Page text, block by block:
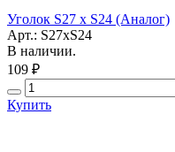
Уголок S27 х S24 (Аналог)
Арт.: S27xS24
В наличии.
109 ₽
Купить